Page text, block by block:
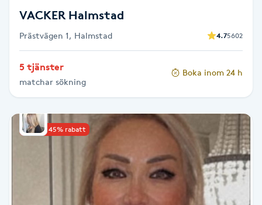
Föning
Gelenaglar
Gellack
Gellack med förstärkning
VACKER Halmstad
Prästvägen 1, Halmstad 4.75602
5 tjänster
matchar sökning
Boka inom 24 h
Upp till 45% rabatt